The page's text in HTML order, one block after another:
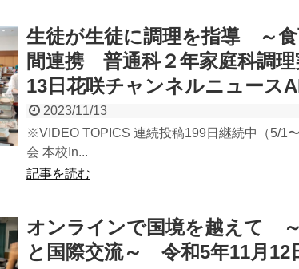
生徒が生徒に調理を指導 ～
間連携 普通科２年家庭科調
13日花咲チャンネルニュース
2023/11/13
※VIDEO TOPICS 連続投稿199日継続中（5/1
会 本校In...
記事を読む
オンラインで国境を越えて
と国際交流～ 令和5年11月12